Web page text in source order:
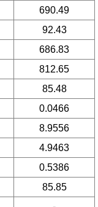
690.49
92.43
686.83
812.65
85.48
0.0466
8.9556
4.9463
0.5386
85.85